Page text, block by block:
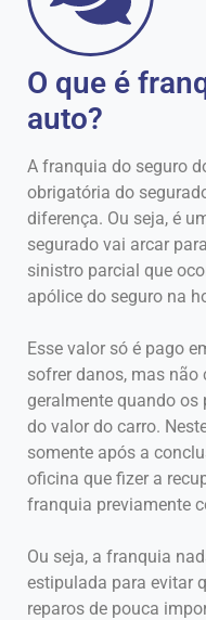
O que é
auto?
A franquia do seguro
obrigatória do
diferença. Ou seja, é
segurado vai arcar
sinistro parcial que
apólice do seguro na
Esse valor só é pago
sofrer danos, mas não
geralmente quando os
do valor do carro.
somente após a
oficina que fizer a
franquia previamente
Ou seja, a franquia
estipulada para evitar
reparos de pouca